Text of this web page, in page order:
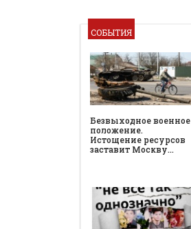
СОБЫТИЯ
Безвыходное военное
положение.
Истощение ресурсов
заставит Москву…